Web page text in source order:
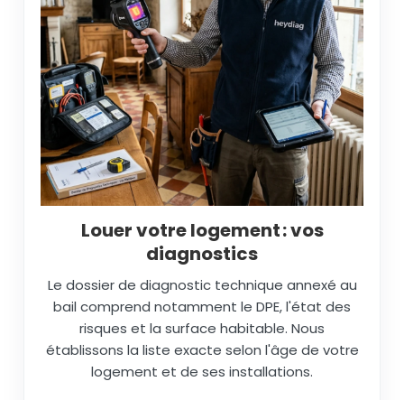
Louer votre logement : vos
diagnostics
Le dossier de diagnostic technique annexé au
bail comprend notamment le DPE, l'état des
risques et la surface habitable. Nous
établissons la liste exacte selon l'âge de votre
logement et de ses installations.